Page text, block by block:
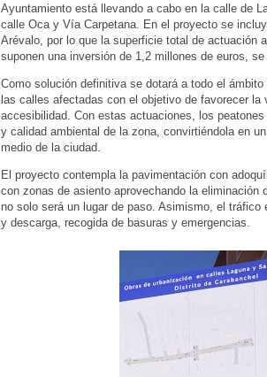
Ayuntamiento está llevando a cabo en la calle de
calle Oca y Vía Carpetana. En el proyecto se
Arévalo, por lo que la superficie total de actuación
suponen una inversión de 1,2 millones de euros,
Como solución definitiva se dotará a todo el ámbito
las calles afectadas con el objetivo de favorecer
accesibilidad. Con estas actuaciones, los
y calidad ambiental de la zona, convirtiéndola en
medio de la ciudad.
El proyecto contempla la pavimentación con
con zonas de asiento aprovechando la
no solo será un lugar de paso. Asimismo, el
y descarga, recogida de basuras y emergencias.